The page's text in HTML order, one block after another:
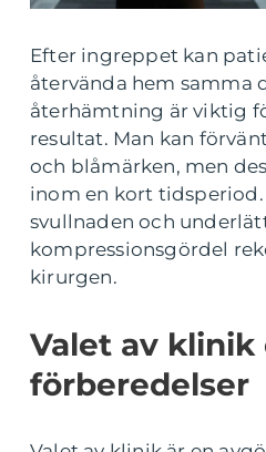
Efter ingreppet kan
återvända hem samma
återhämtning är viktig
resultat. Man kan
och blåmärken, men
inom en kort
svullnaden och
kompressionsgördel
kirurgen.
Valet av klinik
förberedelser